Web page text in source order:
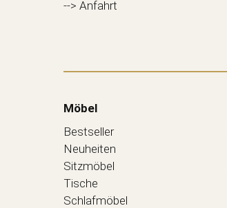
--> Anfahrt
Möbel
Bestseller
Neuheiten
Sitzmöbel
Tische
Schlafmöbel